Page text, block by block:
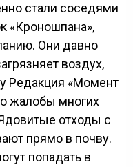
стали соседями
«Кроношпана»,
Они давно
воздух,
Редакция «Момент
жалобы многих
отходы с
прямо в почву.
попадать в